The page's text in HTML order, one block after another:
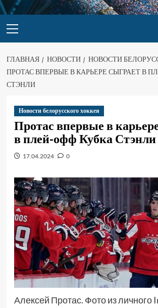
ГЛАВНАЯ НОВОСТИ
НОВОСТИ
ПРОТАС ВПЕРВЫЕ В КАРЬЕРЕ СЫГРАЕТ В
СТЭНЛИ
Новости белорусского хоккея
Протас впервые в
в плей-офф Кубка Стэнли
17.04.2024 0
Алексей Протас. Фото из личного